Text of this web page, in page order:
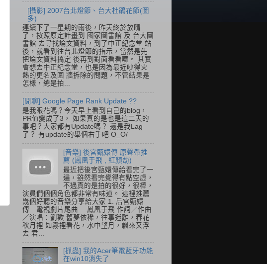
[攝影] 2007台北燈節、台大杜鵑花節(圖
多)
連續下了一星期的雨後，昨天終於放晴
了，按照原定計畫到 國家圖書館 及 台大圖
書館 去尋找論文資料，到了中正紀念堂 站
後，就看到往台北燈節的指示，當然是先
把論文資料搞定 後再到對面看看囉。 其實
會想去中正紀念堂，也是因為最近吵得火
熱的更名及圍 牆拆除的問題，不管結果是
怎樣，總是拍...
[閒聊] Google Page Rank Update ??
是我眼花嗎？今天早上看到自己的blog，
PR值變成了3， 如果真的是也是這二天的
事吧？大家都有Update嗎？ 還是我Lag
了？ 有update的舉個右手吧 O_O/
[音樂] 後宮甄嬛傳 原聲帶推
薦 (鳳凰于飛 , 紅顏劫)
最近把後宮甄嬛傳給看完了一
遍，雖然看完覺得有點空虛，
不過真的是拍的很好，很棒，
演員們個個角色都非常有味道。 這裡推薦
幾個好聽的音樂分享給大家 1. 后宮甄嬛
傳 電視劇片尾曲 鳳凰于飛 作詞／作曲
／演唱：劉歡 舊夢依稀，往事迷離，春花
秋月裡 如霧裡看花，水中望月，飄來又浮
去 君...
[抓蟲] 我的Acer筆電藍牙功能
在win10消失了